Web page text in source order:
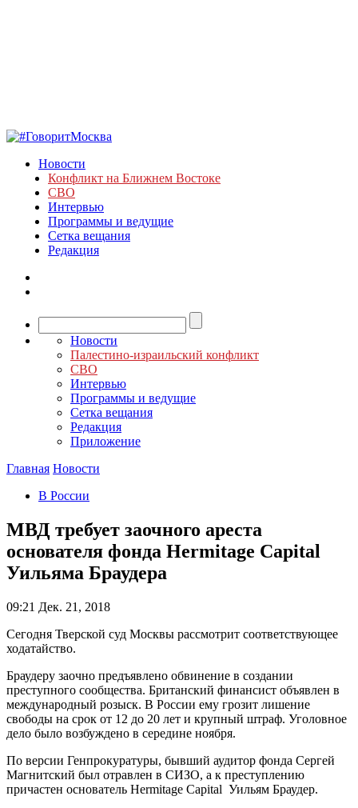
Новости
Конфликт на Ближнем Востоке
СВО
Интервью
Программы и ведущие
Сетка вещания
Редакция
Новости
Палестино-израильский конфликт
СВО
Интервью
Программы и ведущие
Сетка вещания
Редакция
Приложение
Главная Новости
В России
МВД требует заочного ареста
основателя фонда Hermitage Capital
Уильяма Браудера
09:21 Дек. 21, 2018
Сегодня Тверской суд Москвы рассмотрит соответствующее
ходатайство.
Браудеру заочно предъявлено обвинение в создании
преступного сообщества. Британский финансист объявлен в
международный розыск. В России ему грозит лишение
свободы на срок от 12 до 20 лет и крупный штраф. Уголовное
дело было возбуждено в середине ноября.
По версии Генпрокуратуры, бывший аудитор фонда Сергей
Магнитский был отравлен в СИЗО, а к преступлению
причастен основатель Hermitage Capital Уильям Браудер.